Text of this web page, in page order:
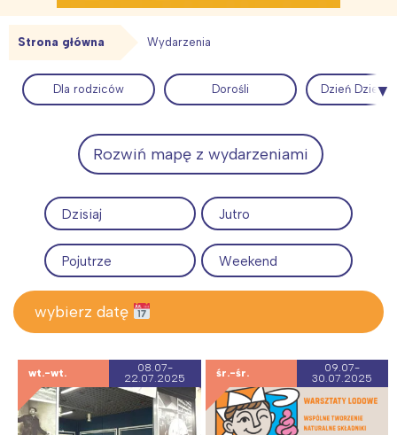
Strona główna Wydarzenia
Dla rodziców Dorośli Dzień
Rozwiń mapę z wydarzeniami
Dzisiaj Jutro
Pojutrze Weekend
wybierz datę
wt.-wt.
08.07-
22.07.2025
śr.-śr.
09.07-
30.07.2025